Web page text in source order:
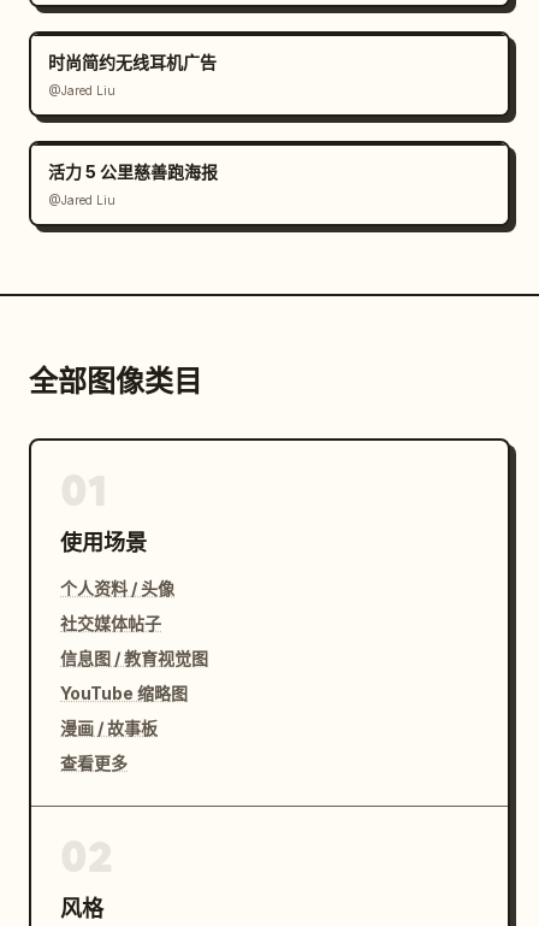
时尚简约无线耳机广告
@Jared Liu
活力 5 公里慈善跑海报
@Jared Liu
全部图像类目
使用场景
个人资料 / 头像
社交媒体帖子
信息图 / 教育视觉图
YouTube 缩略图
漫画 / 故事板
查看更多
风格